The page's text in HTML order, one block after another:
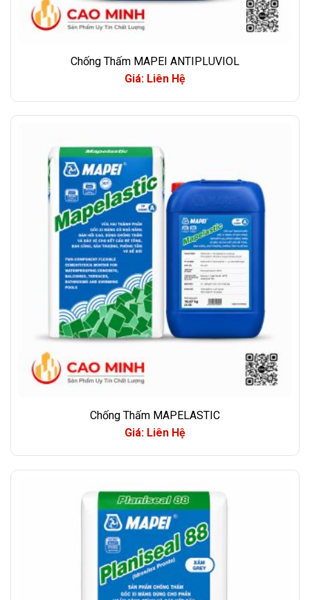
Chống Thấm MAPEI ANTIPLUVIOL
Giá: Liên Hệ
Chống Thấm MAPELASTIC
Giá: Liên Hệ